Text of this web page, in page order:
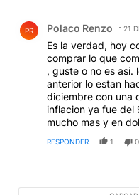
PR Polaco Renzo 21
Es la verdad, hoy
comprar lo que
, guste o no es
anterior lo estan
diciembre con una
inflacion ya fue del
mucho mas y en
RESPONDER 1 0